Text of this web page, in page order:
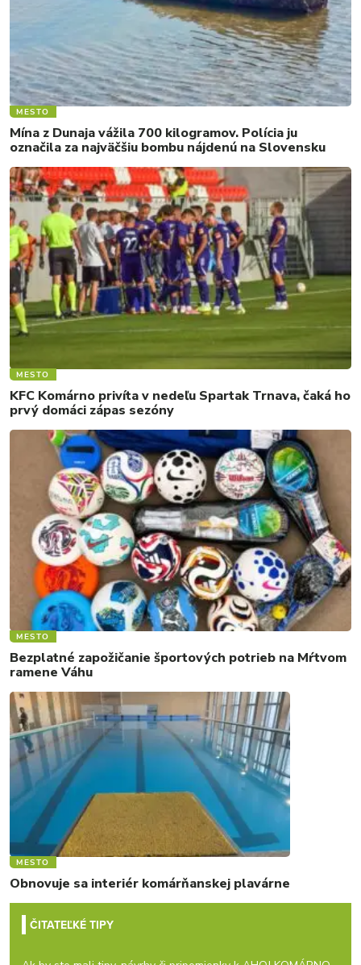
MESTO
Mína z Dunaja vážila 700 kilogramov. Polícia ju
označila za najväčšiu bombu nájdenú na Slovensku
MESTO
KFC Komárno privíta v nedeľu Spartak Trnava, čaká ho
prvý domáci zápas sezóny
MESTO
Bezplatné zapožičanie športových potrieb na Mŕtvom
ramene Váhu
MESTO
Obnovuje sa interiér komárňanskej plavárne
ČITATEĽKÉ TIPY